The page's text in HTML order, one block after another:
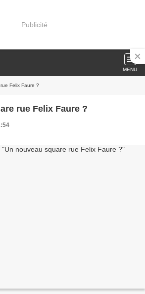
Publicité
MENU
Felix Faure ?
rue Felix Faure ?